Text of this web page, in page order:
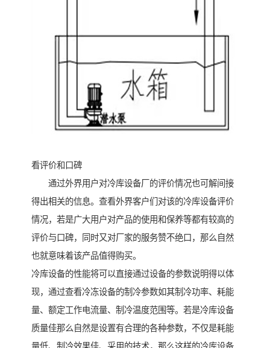
看评价和口碑
通过外界用户对冷库设备厂的评价情况也可解间接
得出相关的信息。查看外界客户们对该的冷库设备评价
情况，若是广大用户对产品的使用和保养等都有较高的
评价与口碑，同时又对厂家的服务赞不绝口，那么自然
也就意味着该产品值得购买。
冷库设备的性能将可以直接通过设备的参数说明得以体
现，通过查看冷冻设备的制冷参数如其制冷功率、耗能
量、额定工作电流量、制冷温度范围等。若是冷库设备
质量佳那么自然是设置有合理的各种参数，不仅是耗能